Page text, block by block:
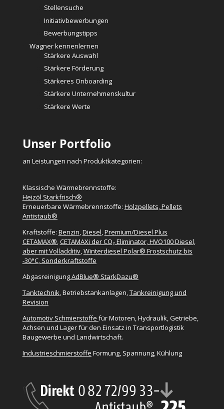
Stellensuche
Initiativbewerbungen
Bewerbungstipps
Wagner kennenlernen
Stärkere Auswahl
Stärkere Förderung
Stärkeres Onboarding
Stärkere Unternehmenskultur
Stärkere Werte
Unser Portfolio
an Leistungen nach Produktkategorien:
Klassische Wärmebrennstoffe:
Heizöl Starkfrisch®
Erneuerbare Wärmebrennstoffe: Holzpellets, Pellets
Antistaub®
Kraftstoffe: Benzin Diesel Premium/Diesel Plus
CETAMAX® CETAMAXi der CO₂ Eliminator, HVO100 Diesel,
aber mit Volladditiv, Winterdiesel Polar® Frostschutz bis
-30°C, Sonderkraftstoffe
AbgasreinigungAdBlue® StarkDazu®
Tanktechnik , Betriebstankanlagen, Tankreinigung und
Revision
Automotiv Schmierstoffe für Motoren, Hydraulik, Getriebe,
Achsen und Lager für den Einsatz in Transportlogistik
Baugewerbe und Landwirtschaft.
Industrieschmierstoffe Formung, Spannung, Kühlung